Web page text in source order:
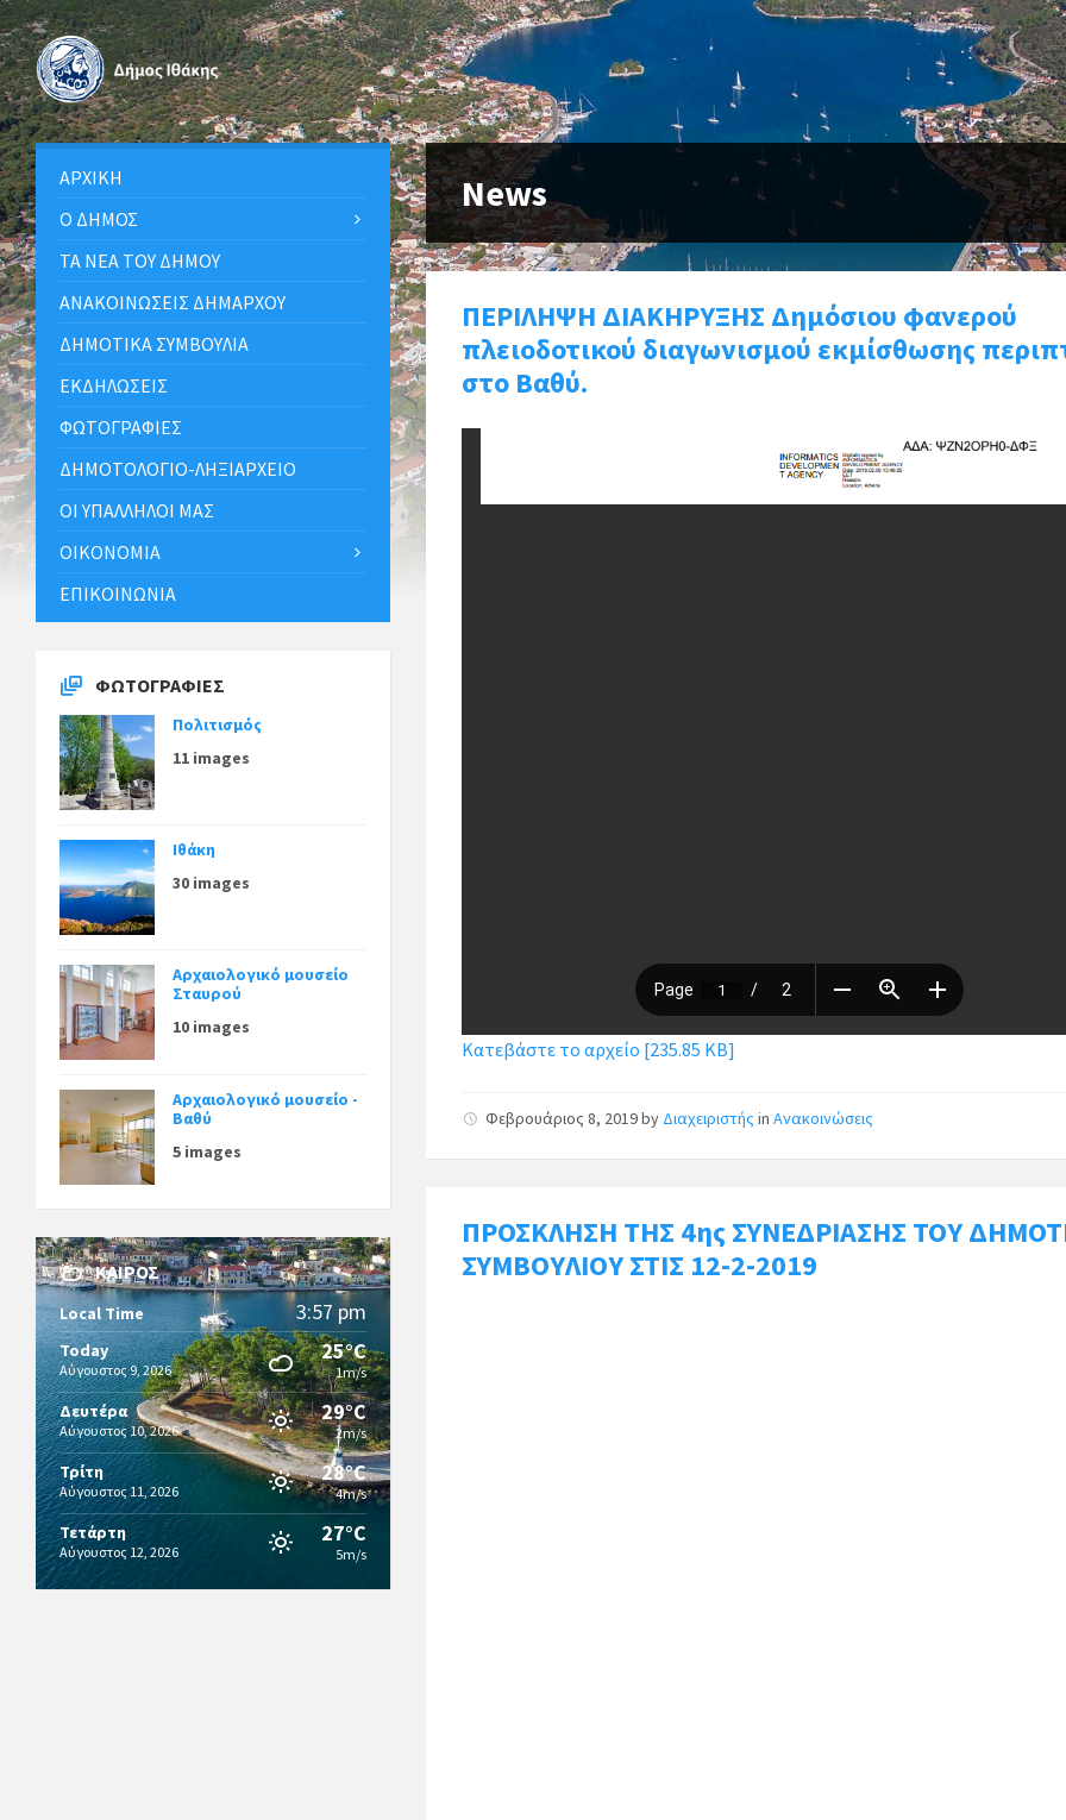
News
ΠΕΡΙΛΗΨΗ ΔΙΑΚΗΡΥΞΗΣ Δημόσιου φανερού
πλειοδοτικού διαγωνισμού εκμίσθωσης
στο Βαθύ.
Κατεβάστε το αρχείο [235.85 KB]
Φεβρουάριος 8, 2019by Διαχειριστής inΑνακοινώσεις
ΠΡΟΣΚΛΗΣΗ ΤΗΣ 4ης ΣΥΝΕΔΡΙΑΣΗΣ ΤΟΥ
ΣΥΜΒΟΥΛΙΟΥ ΣΤΙΣ 12-2-2019
ΑΡΧΙΚΉ
Ο ΔΉΜΟΣ
ΤΑ ΝΈΑ ΤΟΥ ΔΉΜΟΥ
ΑΝΑΚΟΙΝΩΣΕΙΣ ΔΗΜΑΡΧΟΥ
ΔΗΜΟΤΙΚΆ ΣΥΜΒΟΎΛΙΑ
ΕΚΔΗΛΏΣΕΙΣ
ΦΩΤΟΓΡΑΦΊΕΣ
ΔΗΜΟΤΟΛΌΓΙΟ-ΛΗΞΙΑΡΧΕΊΟ
ΟΙ ΥΠΆΛΛΗΛΟΙ ΜΑΣ
ΟΙΚΟΝΟΜΊΑ
ΕΠΙΚΟΙΝΩΝΊΑ
ΦΩΤΟΓΡΑΦΊΕΣ
Πολιτισμός
11 images
Ιθάκη
30 images
Αρχαιολογικό μουσείο
Σταυρού
10 images
Αρχαιολογικό μουσείο -
Βαθύ
5 images
ΚΑΙΡΌΣ
Local Time 3:57 pm
Today
Αύγουστος 9, 2026
25°C
1m/s
Δευτέρα
Αύγουστος 10, 2026
29°C
2m/s
Τρίτη
Αύγουστος 11, 2026
28°C
4m/s
Τετάρτη
Αύγουστος 12, 2026
27°C
5m/s